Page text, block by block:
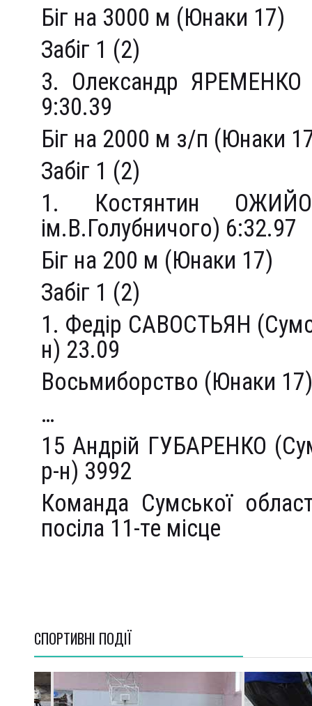
Біг на 3000 м (Юнаки 17)
Забіг 1 (2)
3. Олександр
9:30.39
Біг на 2000 м з/п (Юнаки
Забіг 1 (2)
1. Костянтин
ім.В.Голубничого) 6:32.97
Біг на 200 м (Юнаки 17)
Забіг 1 (2)
1. Федір САВОСТЬЯН
н) 23.09
Восьмиборство (Юнаки 17)
…
15 Андрій ГУБАРЕНКО
р-н) 3992
Команда Сумської
посіла 11-те місце
СПОРТИВНI ПОДІЇ